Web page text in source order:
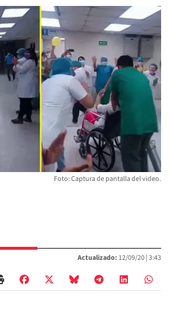
Foto: Captura de pantalla del video.
Actualizado: 12/09/20 |3:43